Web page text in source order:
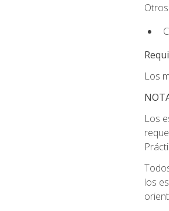
Otros:
Los
Los
los